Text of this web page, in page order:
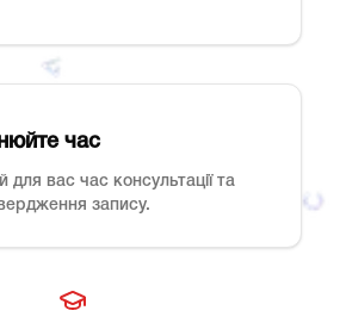
час
для вас час консультації та
запису.